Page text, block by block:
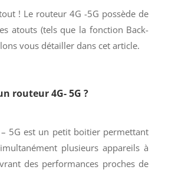
! Le routeur 4G -5G possède de
atouts (tels que la fonction Back-
vous détailler dans cet article.
routeur 4G- 5G ?
5G est un petit boitier permettant
plusieurs appareils à
des performances proches de